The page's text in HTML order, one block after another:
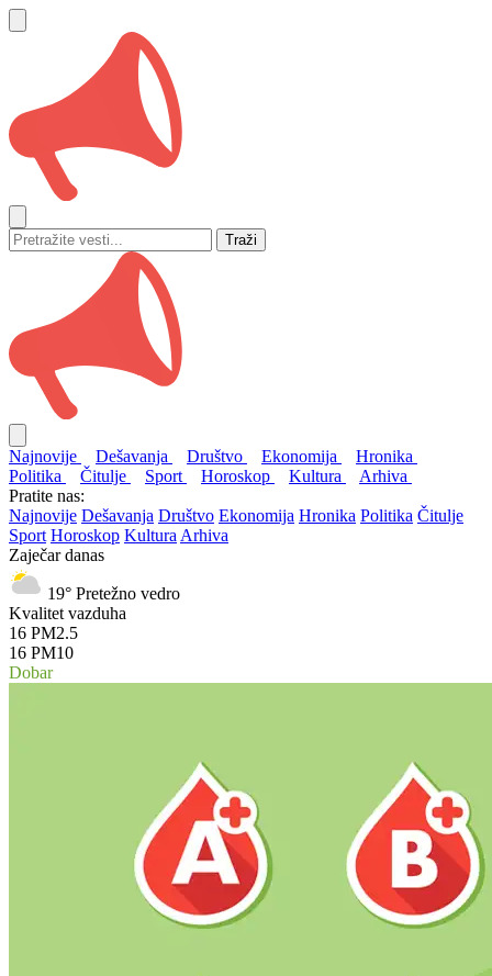
Traži
Najnovije Dešavanja Društvo Ekonomija
Hronika
Politika
Čitulje Sport Horoskop Kultura
Arhiva
Pratite nas:
Najnovije Dešavanja Društvo Ekonomija Hronika Politika Čitulje
Sport Horoskop Kultura Arhiva
Zaječar danas
19° Pretežno vedro
Kvalitet vazduha
16 PM2.5
16 PM10
Dobar